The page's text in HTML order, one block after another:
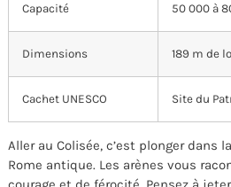
Capacité 50 000 à
Dimensions 189 m de
Cachet UNESCO Site du
Aller au Colisée, c’est plonger dans
Rome antique. Les arènes vous